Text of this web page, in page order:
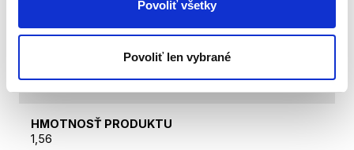
Povoliť všetky
Povoliť len vybrané
preukázať originálom dokladu o kúpe, preto si doklad
starostlivo uchovajte.
1,98
HMOTNOSŤ PRODUKTU
1,56